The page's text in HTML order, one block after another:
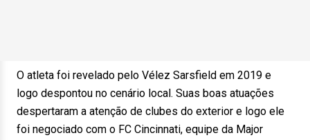
O atleta foi revelado pelo Vélez Sarsfield em 2019 e
logo despontou no cenário local. Suas boas atuações
despertaram a atenção de clubes do exterior e logo ele
foi negociado com o FC Cincinnati, equipe da Major